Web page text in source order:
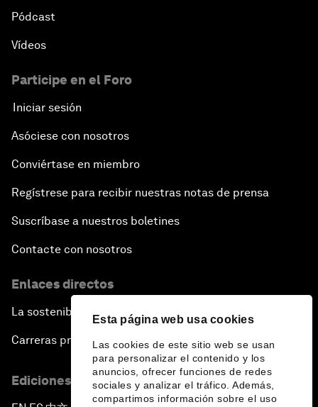
Esta página web usa cookies
Las cookies de este sitio web se usan
para personalizar el contenido y los
anuncios, ofrecer funciones de redes
sociales y analizar el tráfico. Además,
compartimos información sobre el uso
Pódcast
Vídeos
Participe en el Foro
Iniciar sesión
Asóciese con nosotros
Conviértase en miembro
Regístrese para recibir nuestras notas de prensa
Suscríbase a nuestros boletines
Contacte con nosotros
Enlaces directos
La sostenibilidad en el Foro
Carreras profesionales
Ediciones en otros idiomas